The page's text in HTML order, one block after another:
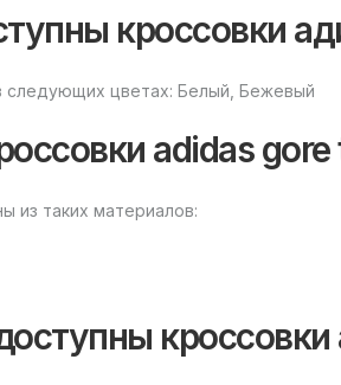
кроссовки
следующих цветах: Белый, Бежевый
adidas gore
из таких материалов: